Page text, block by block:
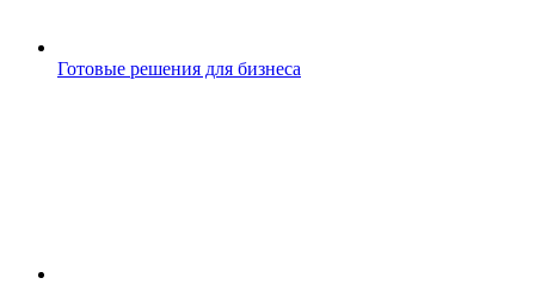
Готовые решения для бизнеса